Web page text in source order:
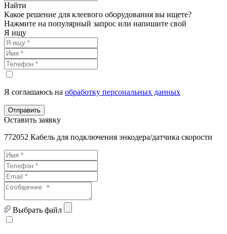
Найти
Какое решение для клеевого оборудования вы ищете?
Нажмите на популярный запрос или напишите свой
Я ищу
Я соглашаюсь на обработку персональных данных
Отправить
Оставить заявку
772052 Кабель для подключения энкодера/датчика скорости
Выбрать файл